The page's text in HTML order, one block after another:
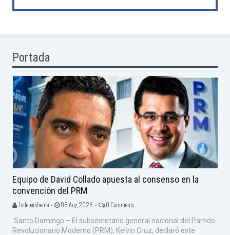
Portada
Equipo de David Collado apuesta al consenso en la
convención del PRM
Independiente - 06 Aug 2026 - 0 Comments
Santo Domingo.– El subsecretario general nacional del Partido
Revolucionario Moderno (PRM), Kelvin Cruz, declaró este